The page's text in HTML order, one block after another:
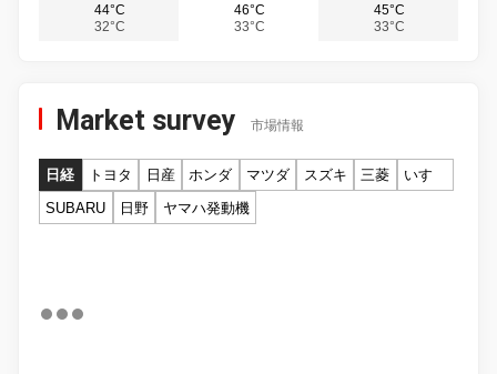
44°C
32°C
46°C
33°C
45°C
33°C
Market survey 市場情報
日経 トヨタ 日産 ホンダ マツダ スズキ 三菱
いすゞ
SUBARU
日野 ヤマハ発動機